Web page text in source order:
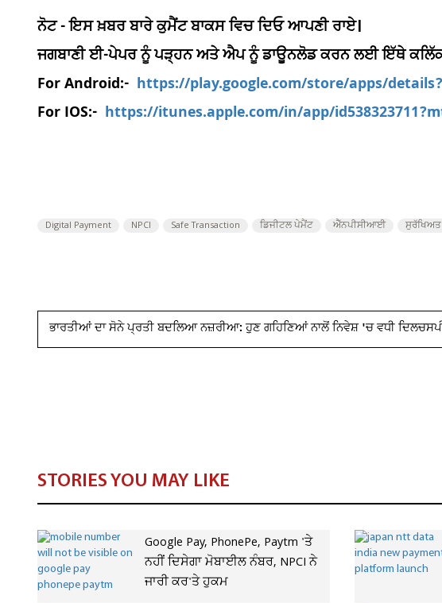
ਨੋਟ - ਇਸ ਖ਼ਬਰ ਬਾਰੇ ਕੁਮੈਂਟ ਬਾਕਸ ਵਿਚ ਦਿਓ ਆਪਣੀ ਰਾਏ।
ਜਗਬਾਣੀ ਈ-ਪੇਪਰ ਨੂੰ ਪੜ੍ਹਨ ਅਤੇ ਐਪ ਨੂੰ ਡਾਊਨਲੋਡ ਕਰਨ ਲਈ ਇੱਥੇ
For Android:- https://play.google.com/store/apps/
For IOS:- https://itunes.apple.com/in/app/
Digital Payment NPCI Safe Transaction ਡਿਜੀਟਲ ਪੇਮੈਂਟ ਐੱਨਪੀਸੀਆਈ
ਭਾਰਤੀਆਂ ਦਾ ਸੋਨੇ ਪ੍ਰਤੀ ਬਦਲਿਆ ਨਜ਼ਰੀਆ: ਹੁਣ ਗਹਿਣਿਆਂ ਨਾਲੋਂ ਨਿਵੇਸ਼ 'ਚ ਵਧੀ
STORIES YOU MAY LIKE
Google Pay, PhonePe, Paytm 'ਤੇ
ਨਹੀਂ ਦਿਸੇਗਾ ਮੋਬਾਈਲ ਨੰਬਰ, NPCI ਨੇ
ਜਾਰੀ ਕਰ'ਤੇ ਹੁਕਮ